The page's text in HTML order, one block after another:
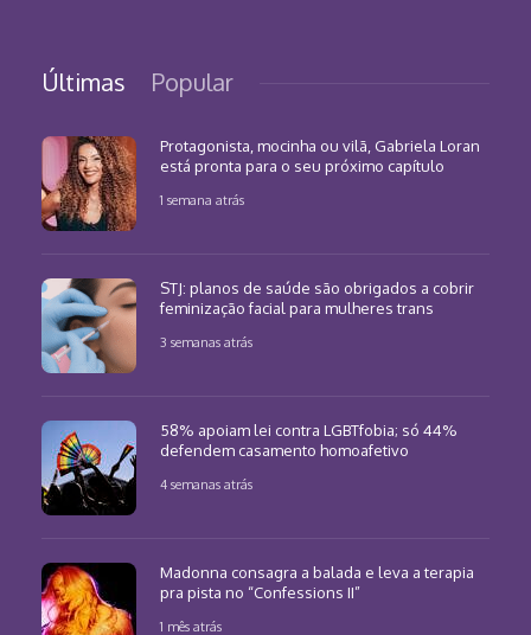
Últimas Popular
Protagonista, mocinha ou vilã, Gabriela Loran
está pronta para o seu próximo capítulo
1 semana atrás
STJ: planos de saúde são obrigados a cobrir
feminização facial para mulheres trans
3 semanas atrás
58% apoiam lei contra LGBTfobia; só 44%
defendem casamento homoafetivo
4 semanas atrás
Madonna consagra a balada e leva a terapia
pra pista no “Confessions II”
1 mês atrás